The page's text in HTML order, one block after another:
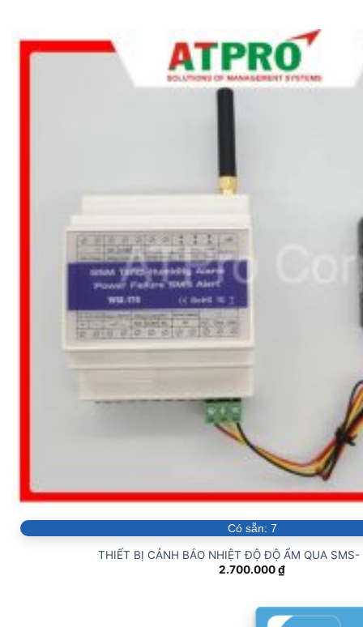
Có sẵn: 7
THIẾT BỊ CẢNH BÁO NHIỆT ĐỘ ĐỘ ẨM QUA
2.700.000₫